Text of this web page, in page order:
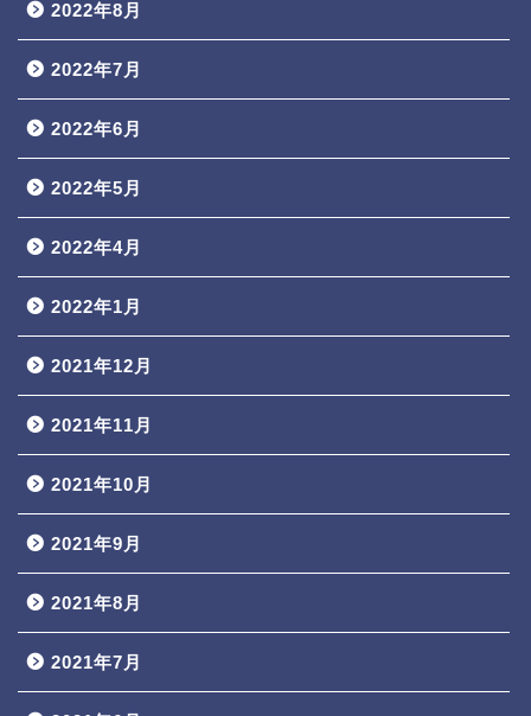
2022年8月
2022年7月
2022年6月
2022年5月
2022年4月
2022年1月
2021年12月
2021年11月
2021年10月
2021年9月
2021年8月
2021年7月